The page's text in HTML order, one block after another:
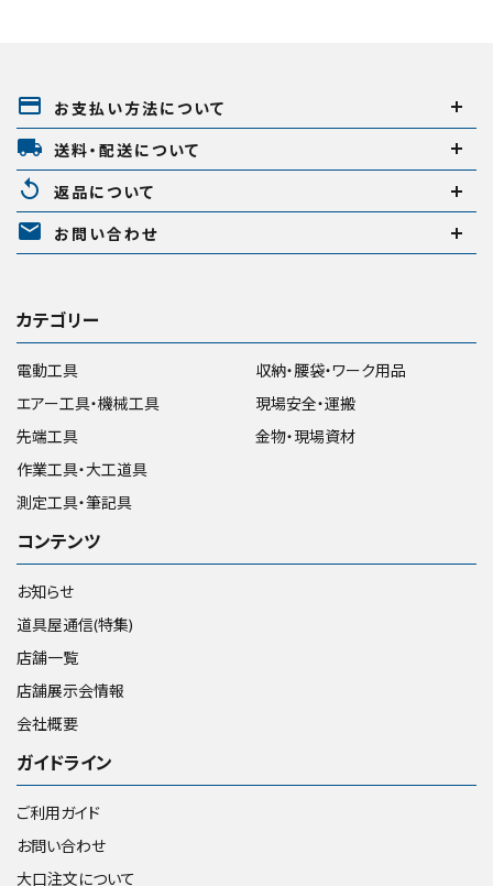
payment お支払い方法について
local_shipping 送料・配送について
replay 返品について
mail お問い合わせ
カテゴリー
電動工具
エアー工具・機械工具
先端工具
作業工具・大工道具
測定工具・筆記具
収納・腰袋・ワーク用品
現場安全・運搬
金物・現場資材
コンテンツ
お知らせ
道具屋通信(特集)
店舗一覧
店舗展示会情報
会社概要
ガイドライン
ご利用ガイド
お問い合わせ
大口注文について